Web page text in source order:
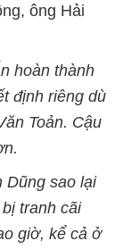
ông Hải
hoàn thành
định riêng dù
Toản. Cậu
Dũng sao lại
tranh cãi
giờ, kể cả ở